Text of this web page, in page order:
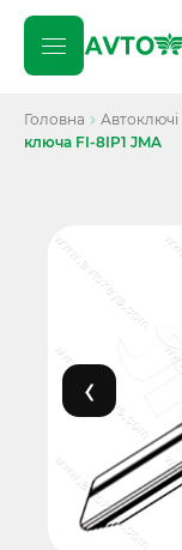
Головна Автоключі
ключа FI-8IP1 JMA